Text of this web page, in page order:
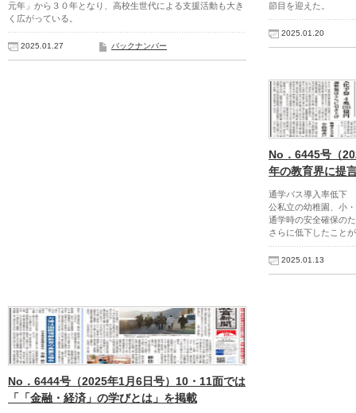
元年」から３０年となり、高校生世代による支援活動も大き
く広がっている。
2025.01.27 バックナンバー
節目を迎えた。
2025.01.20
No．6445号（
年の教育界に提
通学バス導入率低下
公私立の幼稚園、小
通学時の安全確保の
さらに低下したこと
2025.01.13
No．6444号（2025年1月6日号）10・11面では
「「金融・経済」の学びとは」を掲載